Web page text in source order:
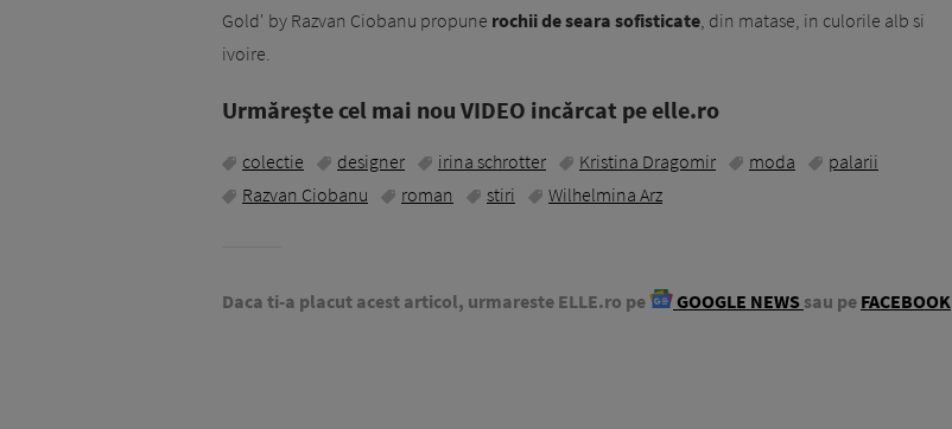
Gold' by Razvan Ciobanu propune rochii de seara sofisticate, din matase, in culorile alb si
ivoire.
Urmăreşte cel mai nou VIDEO incărcat pe elle.ro
colectie designer irina schrotter Kristina Dragomir moda
palarii
Razvan Ciobanu
roman stiri Wilhelmina Arz
Daca ti-a placut acest articol, urmareste ELLE.ro pe GOOGLE NEWS sau pe FACEBOOK